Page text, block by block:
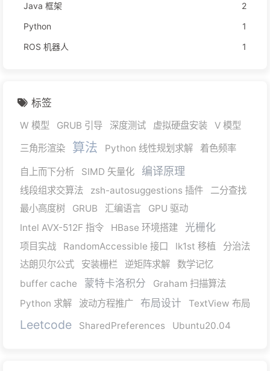
Java 框架
2
Python
1
ROS 机器人
1
标签
W 模型 GRUB 引导 深度测试 虚拟硬盘安装
V 模型
三角形渲染
算法 Python 线性规划求解 着色频率
自上而下分析 SIMD 矢量化 编译原理
线段组求交算法 zsh-autosuggestions 插件
二分查找
最小高度树
GRUB 汇编语言
GPU 驱动
Intel AVX-512F 指令
HBase 环境搭建 光栅化
项目实战 RandomAccessible 接口 lk1st 移植
分治法
达朗贝尔公式
安装栅栏 逆矩阵求解
数学记忆
buffer cache
蒙特卡洛积分
Graham 扫描算法
Python 求解
波动方程推广 布局设计 TextView 布局
Leetcode SharedPreferences Ubuntu20.04